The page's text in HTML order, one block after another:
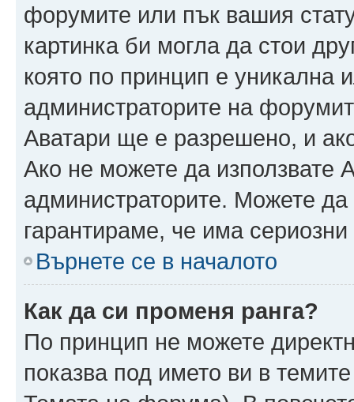
форумите или пък вашия
картинка би могла да стои
която по принцип е уникална
администраторите на
Аватари ще е разрешено, и
Ако не можете да използвате
администраторите. Можете да
гарантираме, че има сериозни
Върнете се в началото
Как да си променя ранга?
По принцип не можете
показва под името ви в